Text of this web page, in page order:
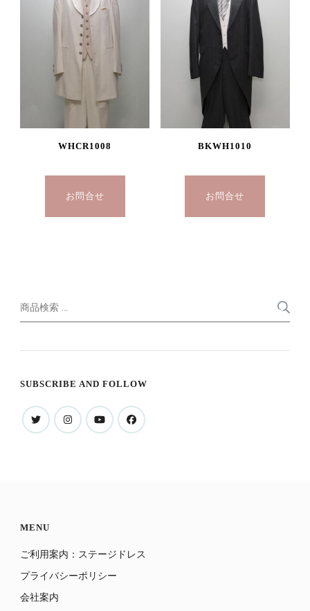
WHCR1008
お問合せ
BKWH1010
お問合せ
検
索
索
SUBSCRIBE AND FOLLOW
MENU
ご利用案内：ステージドレス
プライバシーポリシー
会社案内